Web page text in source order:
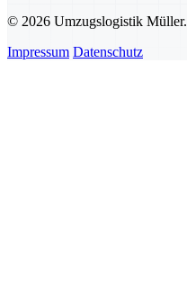
© 2026 Umzugslogistik
Impressum Datenschutz